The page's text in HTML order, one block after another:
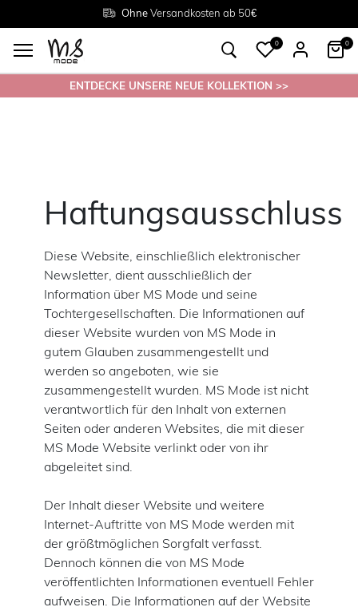
OhneVersandkosten ab 50€
Grösse38 - 54
Rückgabe innerhalb 30 Tagen
0 0
ENTDECKE UNSERE NEUE KOLLEKTION >>
Haftungsausschluss
Diese Website, einschließlich elektronischer
Newsletter, dient ausschließlich der
Information über MS Mode und seine
Tochtergesellschaften. Die Informationen auf
dieser Website wurden von MS Mode in
gutem Glauben zusammengestellt und
werden so angeboten, wie sie
zusammengestellt wurden. MS Mode ist nicht
verantwortlich für den Inhalt von externen
Seiten oder anderen Websites, die mit dieser
MS Mode Website verlinkt oder von ihr
abgeleitet sind.
Der Inhalt dieser Website und weitere
Internet-Auftritte von MS Mode werden mit
der größtmöglichen Sorgfalt verfasst.
Dennoch können die von MS Mode
veröffentlichten Informationen eventuell Fehler
aufweisen. Die Informationen auf der Website